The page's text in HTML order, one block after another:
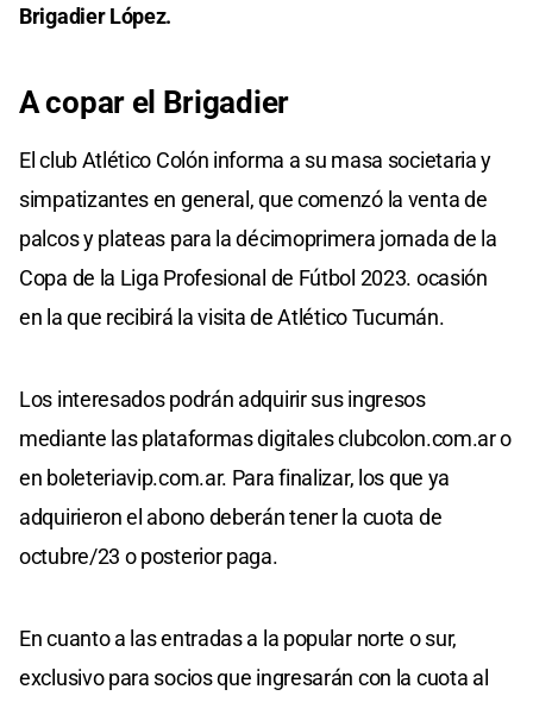
Brigadier López.
A copar el Brigadier
El club Atlético Colón informa a su masa societaria y
simpatizantes en general, que comenzó la venta de
palcos y plateas para la décimoprimera jornada de la
Copa de la Liga Profesional de Fútbol 2023. ocasión
en la que recibirá la visita de Atlético Tucumán.
Los interesados podrán adquirir sus ingresos
mediante las plataformas digitales clubcolon.com.ar o
en boleteriavip.com.ar. Para finalizar, los que ya
adquirieron el abono deberán tener la cuota de
octubre/23 o posterior paga.
En cuanto a las entradas a la popular norte o sur,
exclusivo para socios que ingresarán con la cuota al